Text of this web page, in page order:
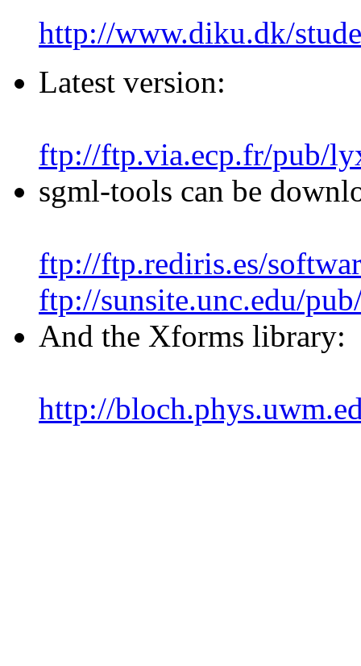
http://www.diku.dk/
Latest version:
ftp://ftp.via.ecp.fr/pub/
sgml-tools can be
ftp://ftp.rediris.es/
ftp://sunsite.unc.edu/
And the Xforms library:
http://